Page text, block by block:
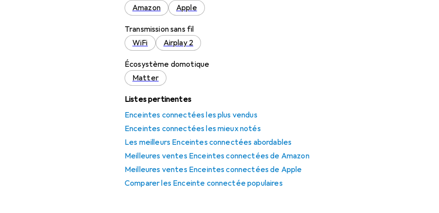
Amazon
Apple
Transmission sans fil
WiFi
Airplay 2
Écosystème domotique
Matter
Listes pertinentes
Enceintes connectées les plus vendus
Enceintes connectées les mieux notés
Les meilleurs Enceintes connectées abordables
Meilleures ventes Enceintes connectées de Amazon
Meilleures ventes Enceintes connectées de Apple
Comparer les Enceinte connectée populaires